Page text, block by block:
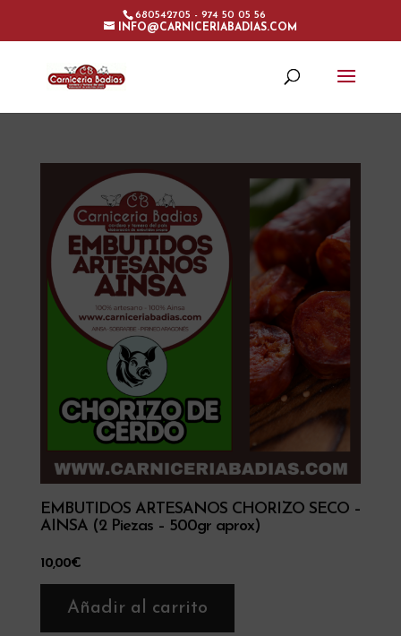
680542705 - 974 50 05 56
INFO@CARNICERIABADIAS.COM
EMBUTIDOS ARTESANOS CHORIZO SECO –
AINSA (2 Piezas – 500gr aprox)
10,00€
Añadir al carrito